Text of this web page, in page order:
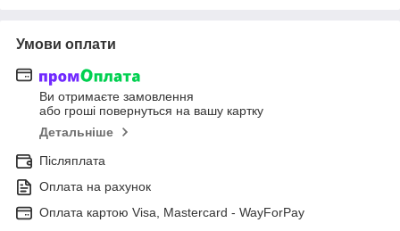
Умови оплати
Ви отримаєте замовлення
або гроші повернуться на вашу картку
Детальніше
Післяплата
Оплата на рахунок
Оплата картою Visa, Mastercard - WayForPay